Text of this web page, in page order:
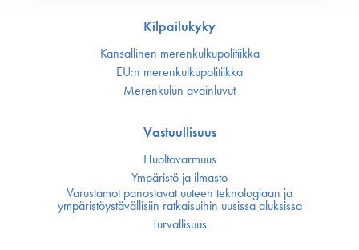
Kilpailukyky
Kansallinen merenkulku­politiikka
EU:n merenkulku­politiikka
Merenkulun avainluvut
Vastuullisuus
Huoltovarmuus
Ympäristö ja ilmasto
Varustamot panostavat uuteen teknologiaan ja
ympäristöystävällisiin ratkaisuihin uusissa aluksissa
Turvallisuus